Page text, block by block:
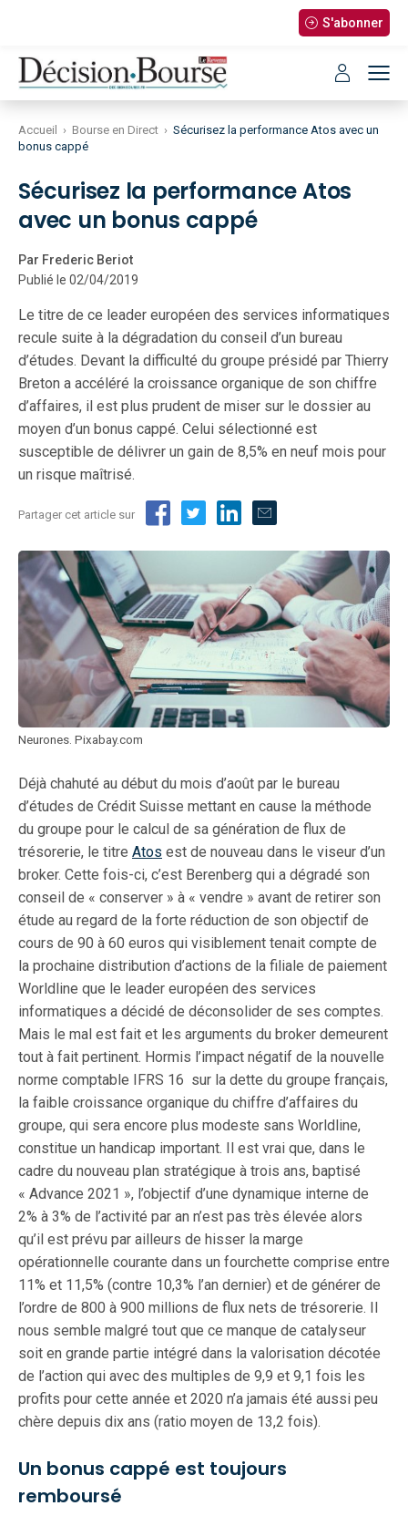
S'abonner
Accueil › Bourse en Direct › Sécurisez la performance Atos avec un
bonus cappé
Sécurisez la performance Atos
avec un bonus cappé
Par Frederic Beriot
Publié le 02/04/2019
Le titre de ce leader européen des services informatiques
recule suite à la dégradation du conseil d’un bureau
d’études. Devant la difficulté du groupe présidé par Thierry
Breton a accéléré la croissance organique de son chiffre
d’affaires, il est plus prudent de miser sur le dossier au
moyen d’un bonus cappé. Celui sélectionné est
susceptible de délivrer un gain de 8,5% en neuf mois pour
un risque maîtrisé.
Partager cet article sur
Neurones. Pixabay.com
Déjà chahuté au début du mois d’août par le bureau
d’études de Crédit Suisse mettant en cause la méthode
du groupe pour le calcul de sa génération de flux de
trésorerie, le titre Atos est de nouveau dans le viseur d’un
broker. Cette fois-ci, c’est Berenberg qui a dégradé son
conseil de « conserver » à « vendre » avant de retirer son
étude au regard de la forte réduction de son objectif de
cours de 90 à 60 euros qui visiblement tenait compte de
la prochaine distribution d’actions de la filiale de paiement
Worldline que le leader européen des services
informatiques a décidé de déconsolider de ses comptes.
Mais le mal est fait et les arguments du broker demeurent
tout à fait pertinent. Hormis l’impact négatif de la nouvelle
norme comptable IFRS 16 sur la dette du groupe français,
la faible croissance organique du chiffre d’affaires du
groupe, qui sera encore plus modeste sans Worldline,
constitue un handicap important. Il est vrai que, dans le
cadre du nouveau plan stratégique à trois ans, baptisé
« Advance 2021 », l’objectif d’une dynamique interne de
2% à 3% de l’activité par an n’est pas très élevée alors
qu’il est prévu par ailleurs de hisser la marge
opérationnelle courante dans un fourchette comprise entre
11% et 11,5% (contre 10,3% l’an dernier) et de générer de
l’ordre de 800 à 900 millions de flux nets de trésorerie. Il
nous semble malgré tout que ce manque de catalyseur
soit en grande partie intégré dans la valorisation décotée
de l’action qui avec des multiples de 9,9 et 9,1 fois les
profits pour cette année et 2020 n’a jamais été aussi peu
chère depuis dix ans (ratio moyen de 13,2 fois).
Un bonus cappé est toujours
remboursé